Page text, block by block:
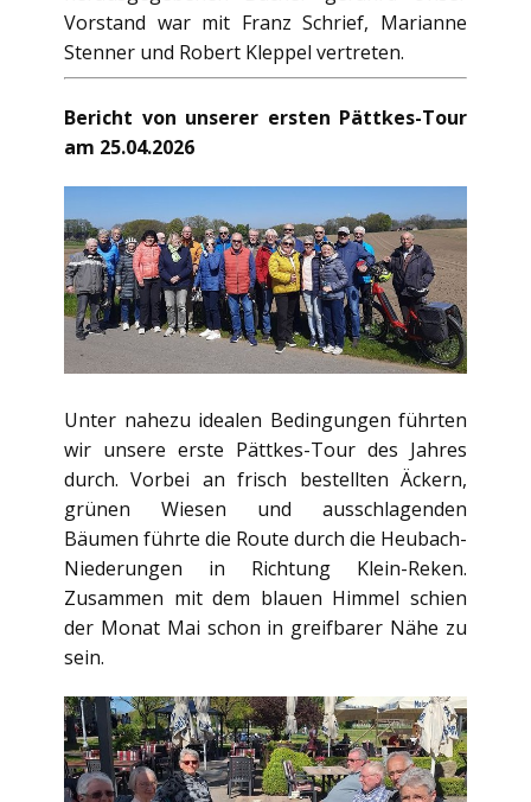
Vorstand war mit Franz Schrief, Marianne
Stenner und Robert Kleppel vertreten.
Bericht von unserer ersten Pättkes-Tour
am 25.04.2026
Unter nahezu idealen Bedingungen führten
wir unsere erste Pättkes-Tour des Jahres
durch. Vorbei an frisch bestellten Äckern,
grünen Wiesen und ausschlagenden
Bäumen führte die Route durch die Heubach-
Niederungen in Richtung Klein-Reken.
Zusammen mit dem blauen Himmel schien
der Monat Mai schon in greifbarer Nähe zu
sein.